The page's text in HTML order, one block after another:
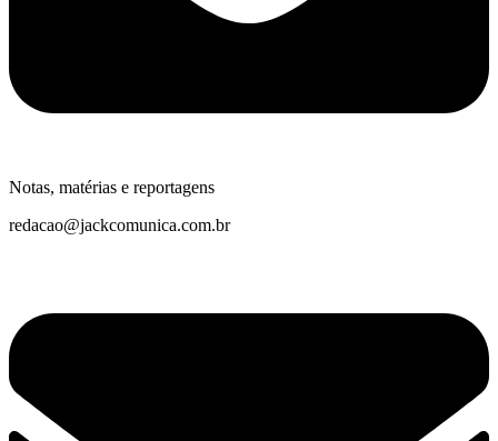
Notas, matérias e reportagens
redacao@jackcomunica.com.br